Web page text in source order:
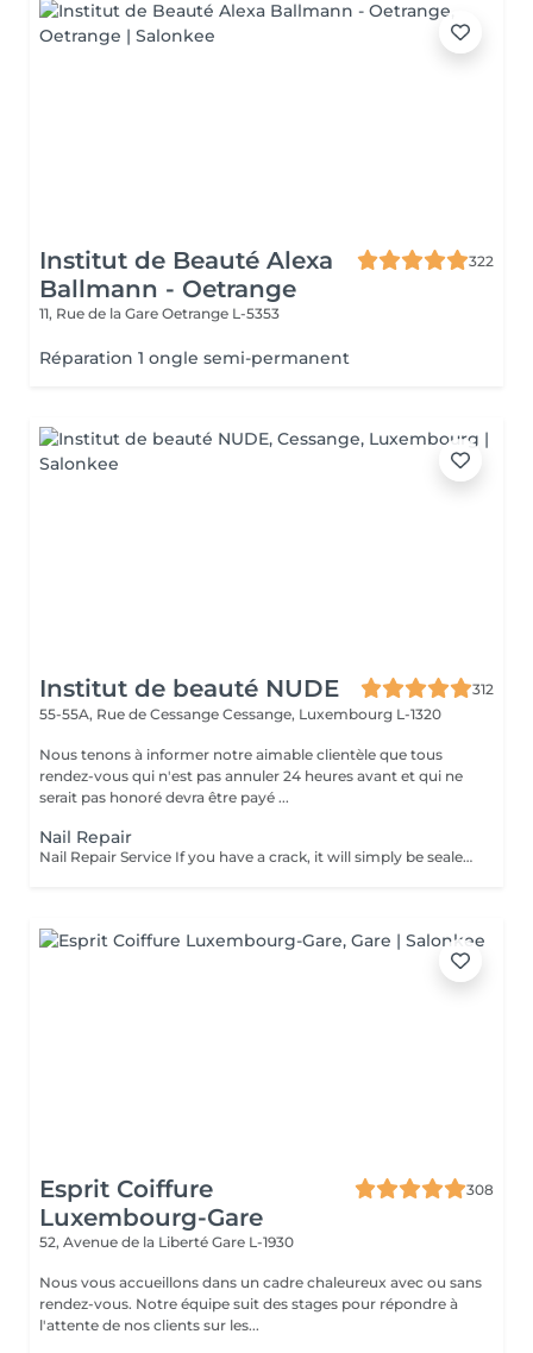
Institut de Beauté Alexa
Ballmann - Oetrange
322
11, Rue de la Gare Oetrange L-5353
Réparation 1 ongle semi-permanent
Institut de beauté NUDE
312
55-55A, Rue de Cessange Cessange, Luxembourg L-1320
Nous tenons à informer notre aimable clientèle que tous
rendez-vous qui n'est pas annuler 24 heures avant et qui ne
serait pas honoré devra être payé ...
Nail Repair
Nail Repair Service If you have a crack, it will simply be sealed. If a small corner of the nail is missing, it can be restored. However, if full nail extension is needed, that is a different procedure. This repair service only includes fixing cracks or restoring minor nail damage and does not involve nail extensions.
Esprit Coiffure
Luxembourg-Gare
308
52, Avenue de la Liberté Gare L-1930
Nous vous accueillons dans un cadre chaleureux avec ou sans
rendez-vous. Notre équipe suit des stages pour répondre à
l'attente de nos clients sur les...